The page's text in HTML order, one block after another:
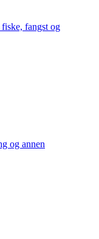
fangst og
og annen